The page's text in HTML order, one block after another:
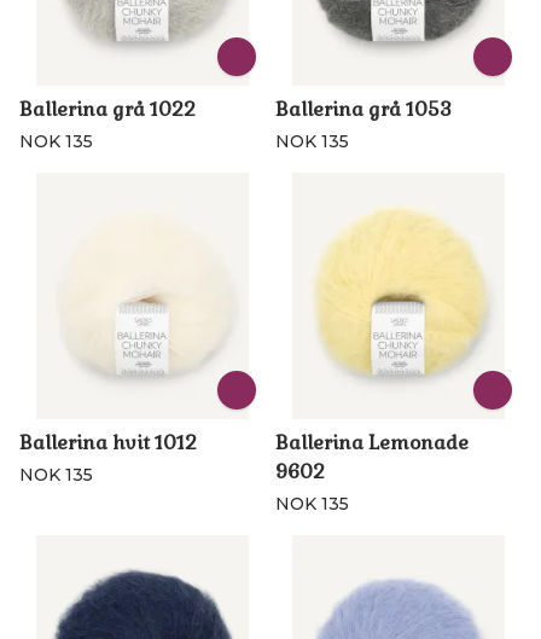
Ballerina grå 1022
NOK 135
Ballerina grå 1053
NOK 135
Ballerina hvit 1012
NOK 135
Ballerina Lemonade
9602
NOK 135